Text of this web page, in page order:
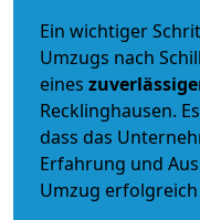
Ein wichtiger
Umzugs nach
eines
Recklinghausen.
dass das
Erfahrung und
Umzug